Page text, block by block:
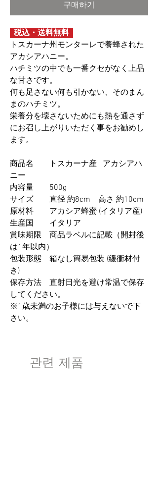
구매하기
税込・送料無料
トスカーナ州モンターレで養蜂された
アカシアハニー。
ハチミツの中でも一番クセがなく上品
な甘さです。
何も足さない何も引かない、そのまん
まのハチミツ。
栄養分を壊さないためにも熱を通さず
にお召し上がりいただく事をお勧めし
ます。
商品名 トスカーナ産 アカシアハ
ニー
内容量 500g
サイズ 直径 約8cm 高さ 約10cm
原材料 アカシア蜂蜜 (イタリア産)
生産国 イタリア
賞味期限 商品ラベルに記載（開封後
は1年以内）
包装形態 箱なし簡易包装 (緩衝材付
き)
保存方法 直射日光を避け常温で保存
してください。
※1歳未満のお子様には与えないで下
さい。
관련 제품